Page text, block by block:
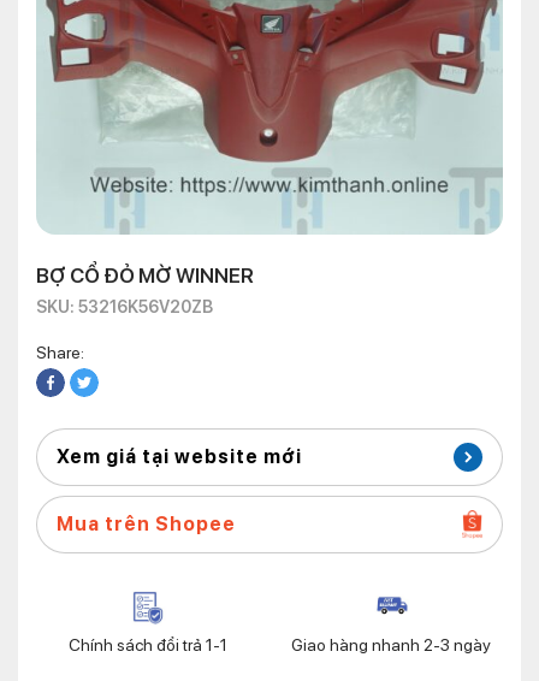
BỢ CỔ ĐỎ MỜ WINNER
SKU: 53216K56V20ZB
Share:
Xem giá tại website mới
Mua trên Shopee
Chính sách đổi trả 1-1 Giao hàng nhanh 2-3 ngày